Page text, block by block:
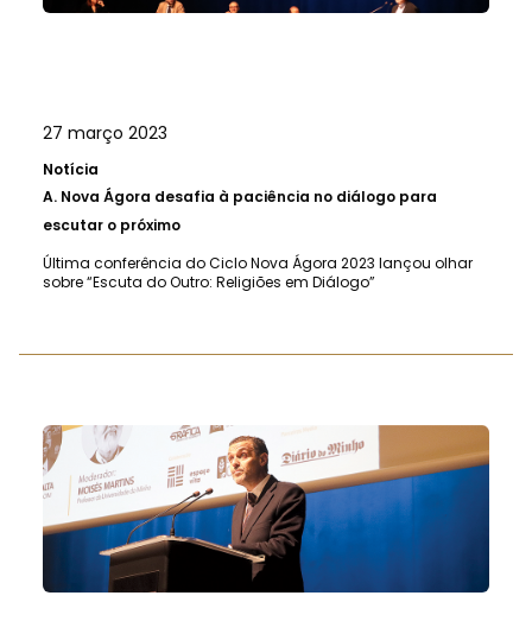
27 março 2023
Notícia
A. Nova Ágora desafia à paciência no diálogo para
escutar o próximo
Última conferência do Ciclo Nova Ágora 2023 lançou olhar
sobre “Escuta do Outro: Religiões em Diálogo”